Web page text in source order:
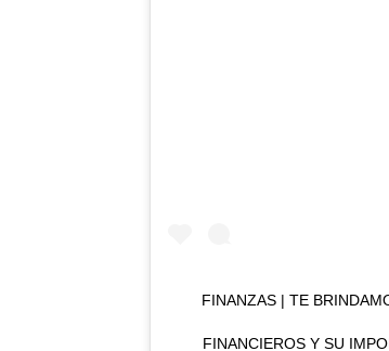
FINANZAS | TE
FINANCIEROS Y SU